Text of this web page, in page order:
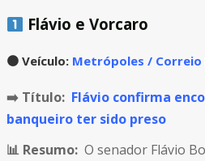
Flávio e Vorcaro
🟠 Veículo: Metrópoles / Correio
➡️ Título: Flávio confirma
banqueiro ter sido preso
📊 Resumo: O senador Flávio